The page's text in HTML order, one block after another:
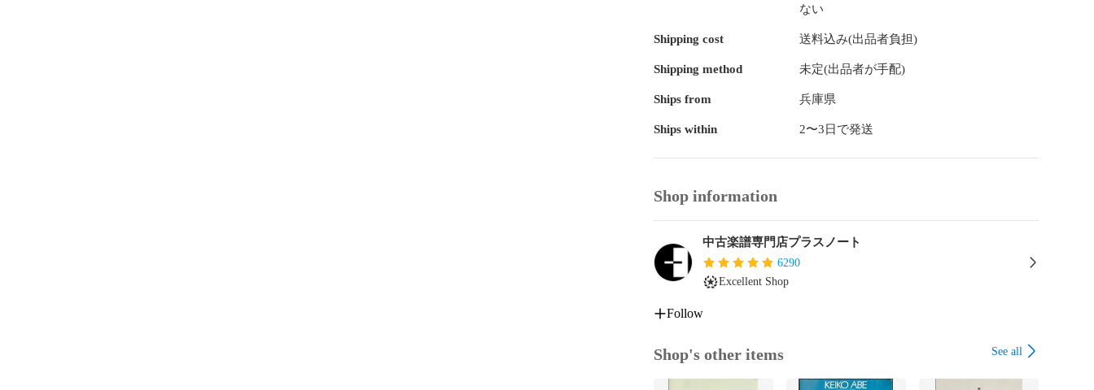
・商品説明と著しく異なる点や異なる商品が届いた場合には、着払い
にてご返品を承ります。返品、返金手続きの詳細をお伝えしますの
で、まずは取引メッセージよりご連絡ください。
#楽譜
ない
Shipping cost 送料込み(出品者負担)
Shipping method 未定(出品者が手配)
Ships from 兵庫県
Ships within 2〜3日で発送
Shop information
中古楽譜専門店プラスノート
6290
Excellent Shop
Follow
Shop's other items See all